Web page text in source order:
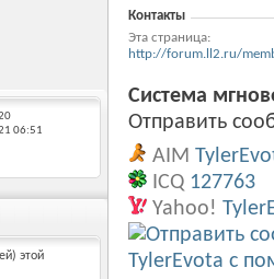
06:51
этой
Контакты
Эта страница
http://forum.ll2.ru/
Система
Отправить
AIM
ICQ 127763
Yahoo!